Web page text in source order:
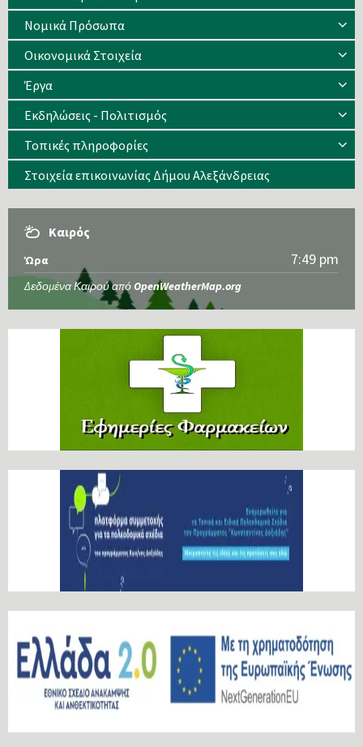
Νομικά Πρόσωπα
Οικονομικά Στοιχεία
Έργα
Εκδηλώσεις - Πολιτισμός
Τοπικές πληροφορίες
Στοιχεία επικοινωνίας Δήμου Αλεξάνδρειας
Καιρός
Ώρα 7:49 pm
Δεδομένα Καιρού από OpenWeatherMap.org